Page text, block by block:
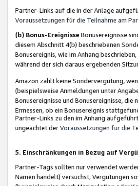
Partner-Links auf die in der Anlage
Voraussetzungen für die Teilnahme am
(b) Bonus-Ereignisse Bonusereignisse
diesem Abschnitt 4(b) beschriebenen
Bonusereignis, wie im Anhang
während der sich daraus ergebenden
Amazon zahlt keine Sondervergütung,
(beispielsweise Anmeldungen unter
Bonusereignisse und Bonusereignisse,
Ermessen, ob ein Bonusereignis
Partner-Links zu den im Anhang
ungeachtet derVoraussetzungen für die
5. Einschränkungen in Bezug auf
Partner-Tags sollten nur verwendet
Namen handelt) versuchst, Vergütungen